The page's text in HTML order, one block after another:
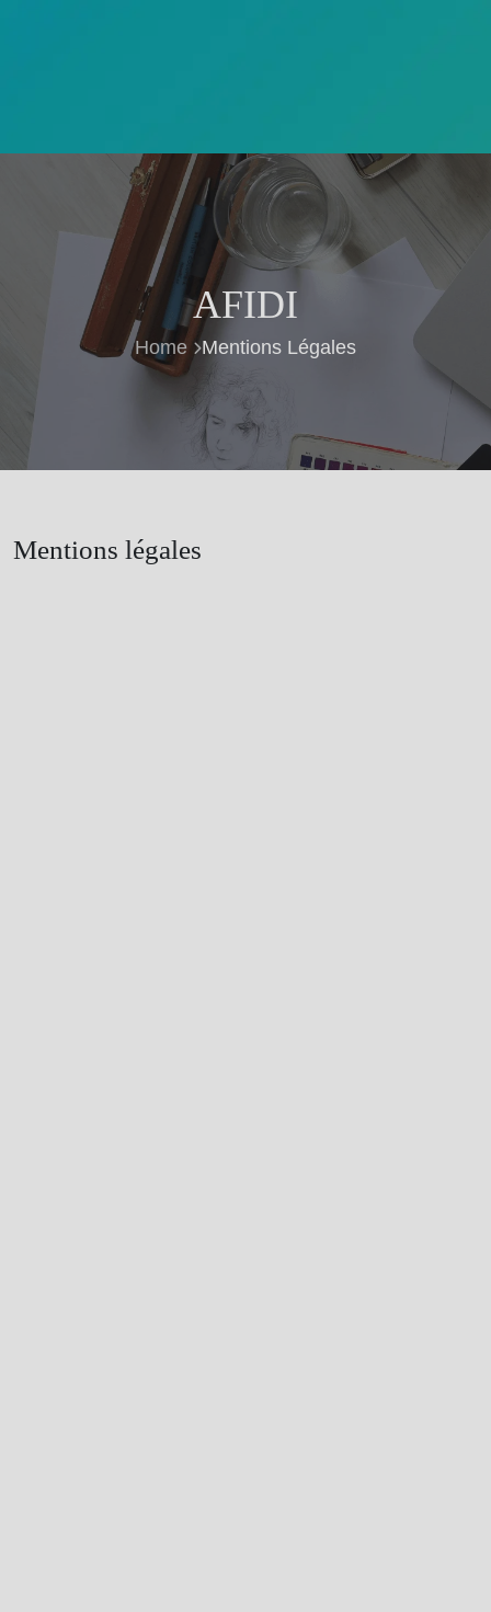
AFIDI
Home Mentions Légales
Mentions légales